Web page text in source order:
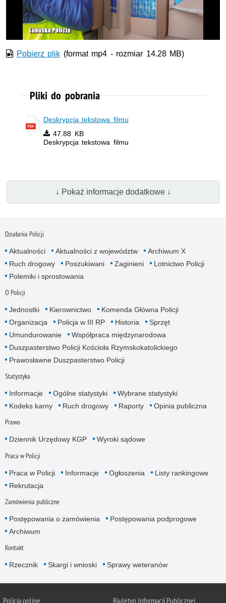
wideo
Pobierz plik (format mp4 - rozmiar 14.28 MB)
Pliki do pobrania
Deskrypcja tekstowa filmu
47.88 KB
Deskrypcja tekstowa filmu
↓ Pokaż informacje dodatkowe ↓
Działania Policji
Aktualności Aktualności z województw
Archiwum X
Ruch drogowy
Poszukiwani Zaginieni
Lotnictwo Policji
Polemiki i sprostowania
O Policji
Jednostki Kierownictwo
Komenda Główna Policji
Organizacja
Policja w III RP Historia
Sprzęt
Umundurowanie
Współpraca międzynarodowa
Duszpasterstwo Policji Kościoła Rzymskokatolickiego
Prawosławne Duszpasterstwo Policji
Statystyka
Informacje Ogólne statystyki
Wybrane statystyki
Kodeks karny
Ruch drogowy Raporty Opinia publiczna
Prawo
Dziennik Urzędowy KGP Wyroki sądowe
Praca w Policji
Praca w Policji Informacje Ogłoszenia
Listy rankingowe
Rekrutacja
Zamówienia publiczne
Postępowania o zamówienia
Postępowania podprogowe
Archiwum
Kontakt
Rzecznik Skargi i wnioski Sprawy weteranów
Policjaonline Biuletyn Informacji Publicznej